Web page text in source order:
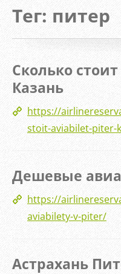
Тег: питер
Сколько
Казань
https://
stoit-aviabilet-piter-
Дешевые
https://
aviabilety-v-piter/
Астрахань